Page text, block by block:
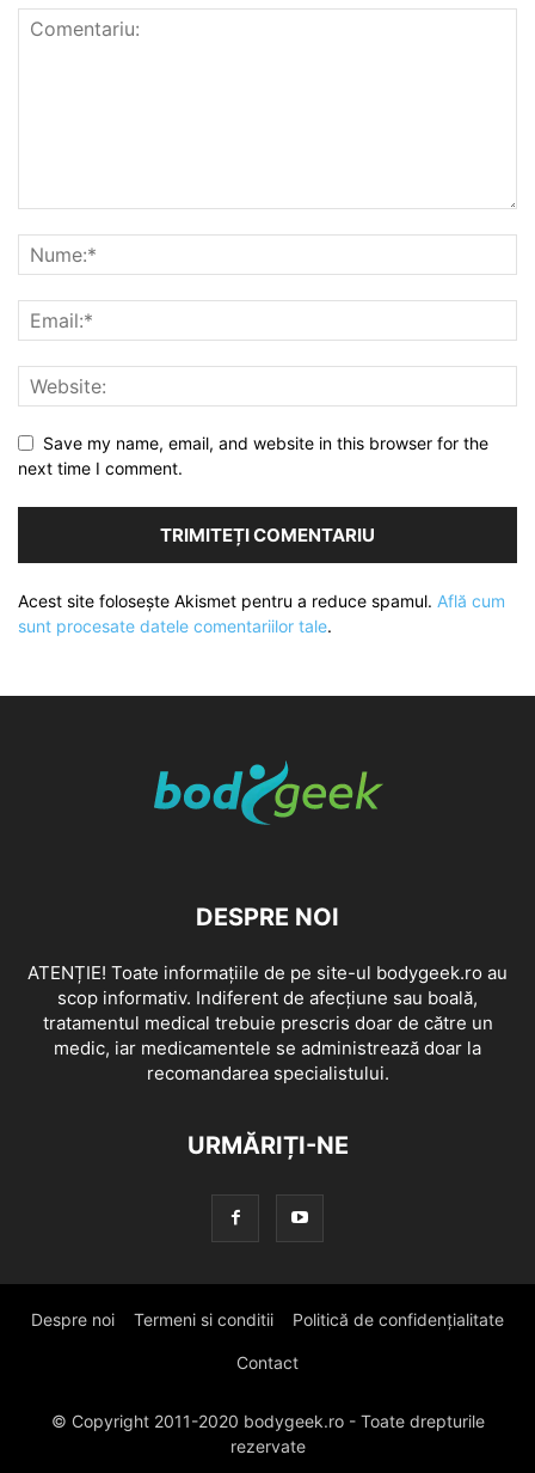
Save my name, email, and website in this browser for the
next time I comment.
Acest site folosește Akismet pentru a reduce spamul. Află cum
sunt procesate datele comentariilor tale.
DESPRE NOI
ATENȚIE! Toate informațiile de pe site-ul bodygeek.ro au
scop informativ. Indiferent de afecțiune sau boală,
tratamentul medical trebuie prescris doar de către un
medic, iar medicamentele se administrează doar la
recomandarea specialistului.
URMĂRIȚI-NE
Despre noi Termeni si conditii Politică de confidențialitate
Contact
© Copyright 2011-2020 bodygeek.ro - Toate drepturile
rezervate